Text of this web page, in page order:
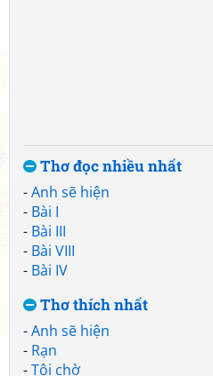
Thơ đọc nhiều nhất
-Anh sẽ hiện
- Bài I
- Bài III
- Bài VIII
- Bài IV
Thơ thích nhất
-Anh sẽ hiện
- Rạn
-Tôi chờ